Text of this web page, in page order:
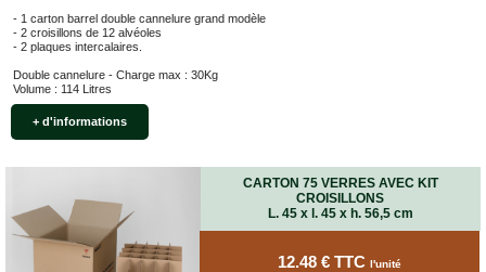
- 1 carton barrel double cannelure grand modèle
- 2 croisillons de 12 alvéoles
- 2 plaques intercalaires.
Double cannelure - Charge max : 30Kg
Volume : 114 Litres
+ d'informations
CARTON 75 VERRES AVEC KIT
CROISILLONS
L. 45 x l. 45 x h. 56,5 cm
12.48 € TTC l'unité